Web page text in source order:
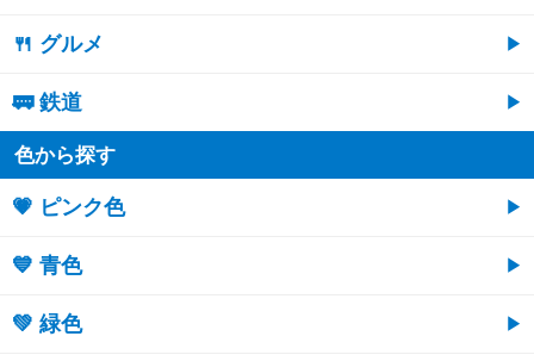
🍴 グルメ
🚃 鉄道
色から探す
💗 ピンク色
💙 青色
💚 緑色